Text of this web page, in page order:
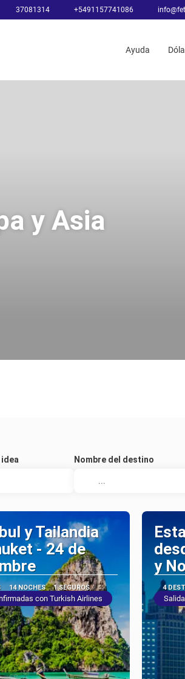
37081314 +5491157741086
Ayuda
y Asia
idea Nombre del destino
y Tailandia
- 24 de
14 NOCHES 1 SEGUROS
con Turkish Airlines
y
4